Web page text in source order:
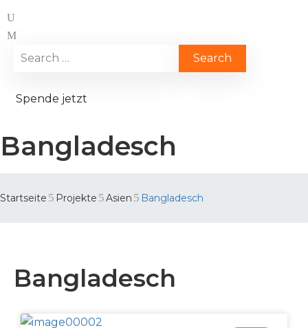
Spende jetzt
Bangladesch
Startseite Projekte Asien Bangladesch
Bangladesch